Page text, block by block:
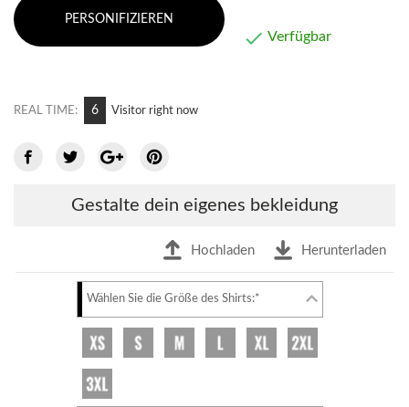
PERSONIFIZIEREN
 Verfügbar
REAL TIME: 10 Visitor right now
Gestalte dein eigenes bekleidung
Hochladen Herunterladen
Wählen Sie die Größe des Shirts:*